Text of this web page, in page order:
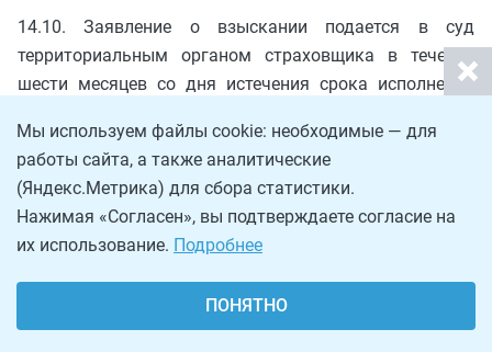
14.10. Заявление о взыскании подается в суд
территориальным органом страховщика в течение
шести месяцев со дня истечения срока исполнения
расходов, если иное не предусмотрено настоящей
статьей.
14.11. В случае, если в течение трех лет со дня
истечения срока исполнения самого раннего
учитываемого территориальным органом
Мы используем файлы cookie: необходимые — для
работы сайта, а также аналитические
(Яндекс.Метрика) для сбора статистики.
Нажимая «Согласен», вы подтверждаете согласие на
их использование. Подробнее
ПОНЯТНО